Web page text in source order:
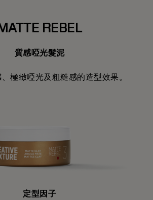
REBEL
質感啞光髮泥
極緻啞光及粗糙感的造型效果。
定型因子